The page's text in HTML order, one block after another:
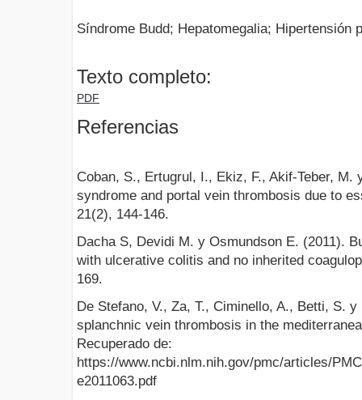
Síndrome Budd; Hepatomegalia; Hipertensión
Texto completo:
PDF
Referencias
Coban, S., Ertugrul, I., Ekiz, F., Akif-Teber, M.
syndrome and portal vein thrombosis due to
21(2), 144-146.
Dacha S, Devidi M. y Osmundson E. (2011).
with ulcerative colitis and no inherited
169.
De Stefano, V., Za, T., Ciminello, A., Betti, S.
splanchnic vein thrombosis in the
Recuperado de:
https://www.ncbi.nlm.nih.gov/pmc/articles/
e2011063.pdf